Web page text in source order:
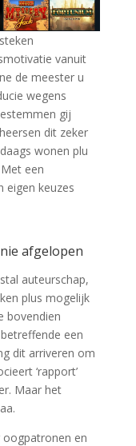
vanuit
de meester u
wegens
gij
dit zeker
wonen plu
een
eigen keuzes
afgelopen
auteurschap,
plus mogelijk
bovendien
een
dit arriveren om
‘rapport’
Maar het
oogpatronen en